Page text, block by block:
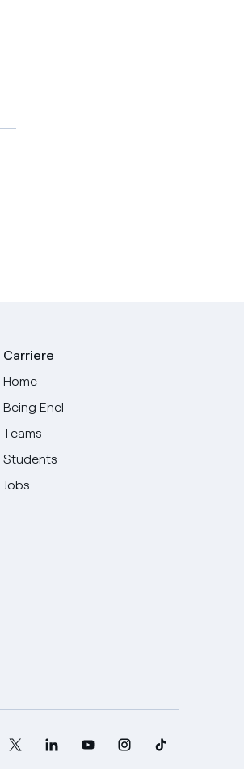
Carriere
Home
Being Enel
Teams
Students
Jobs